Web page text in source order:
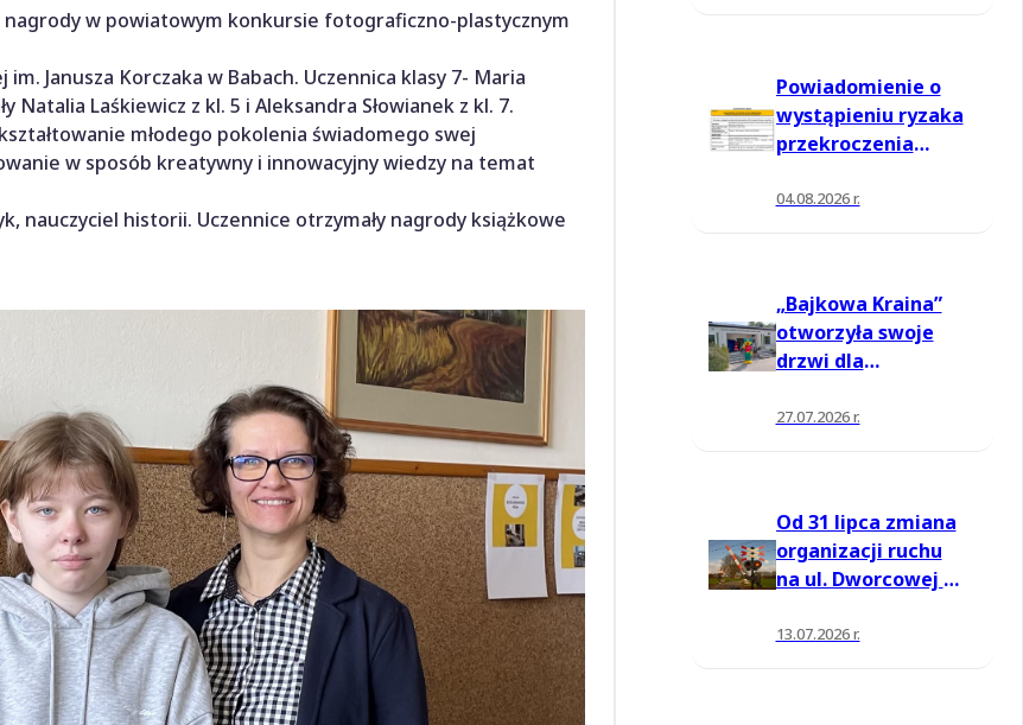
nagrody w powiatowym konkursie fotograficzno-plastycznym
Janusza Korczaka w Babach. Uczennica klasy 7- Maria
Laśkiewicz z kl. 5 i Aleksandra Słowianek z kl. 7.
młodego pokolenia świadomego swej
w sposób kreatywny i innowacyjny wiedzy na temat
nauczyciel historii. Uczennice otrzymały nagrody książkowe
Powiadomienie o
wystąpieniu ryzaka
przekroczenia
informowania dla
04.08.2026 r.
„Bajkowa Kraina”
otworzyła swoje
drzwi dla
27.07.2026 r.
Od 31 lipca zmiana
organizacji ruchu
na ul. Dworcowej w
13.07.2026 r.